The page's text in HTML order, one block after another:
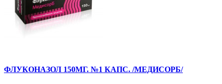
ФЛУКОНАЗОЛ 150МГ. №1 КАПС. /МЕДИСОРБ/